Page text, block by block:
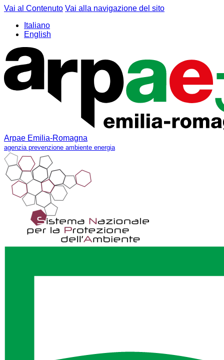
Vai al Contenuto Vai alla navigazione del sito
Italiano
English
Arpae Emilia-Romagna
agenzia prevenzione ambiente energia